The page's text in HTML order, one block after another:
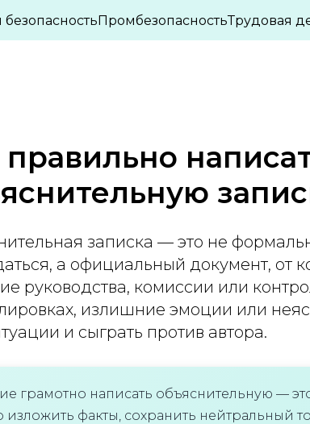
» ОХРАНА ТРУДА »
ПромбезопасностьТрудовая
правильно
записка — это не
а официальный документ, от
руководства, комиссии или
излишние эмоции или
и сыграть против автора.
грамотно написать объяснительную —
изложить факты, сохранить нейтральный